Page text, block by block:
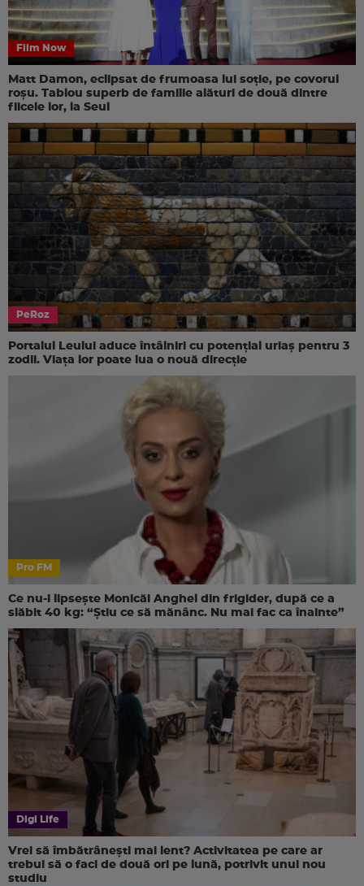
Film Now
Matt Damon, eclipsat de frumoasa lui soție, pe covorul
roșu. Tablou superb de familie alături de două dintre
fiicele lor, la Seul
PeRoz
Portalul Leului aduce întâlniri cu potențial uriaș pentru 3
zodii. Viața lor poate lua o nouă direcție
Pro FM
Ce nu-i lipsește Monicăi Anghel din frigider, după ce a
slăbit 40 kg: “Știu ce să mănânc. Nu mai fac ca înainte”
Digi Life
Vrei să îmbătrânești mai lent? Activitatea pe care ar
trebui să o faci de două ori pe lună, potrivit unui nou
studiu